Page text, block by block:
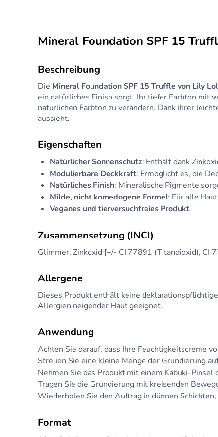
Mineral Foundation SPF 15
Beschreibung
Die Mineral Foundation SPF 15 Truffle von Lily
ein natürliches Finish sorgt. Ihr tiefer Farbton mit
natürlichen Farbton zu verändern. Dank ihrer
aussieht.
Eigenschaften
Natürlicher Sonnenschutz: Enthält dank
Modulierbare Deckkraft: Ermöglicht es, die
Natürliches Finish: Mineralische Pigmente
Milde, nicht komedogene Formel: Für alle
Veganes und tierversuchfreies Produkt.
Zusammensetzung (INCI)
Glimmer, Zinkoxid [+/- CI 77891 (Titandioxid), CI
Allergene
Dieses Produkt enthält keine
Allergien neigender Haut geeignet.
Anwendung
Achten Sie darauf, dass Ihre Feuchtigkeitscreme
Streuen Sie eine kleine Menge der Grundierung
Nehmen Sie das Produkt mit einem Kabuki-
Tragen Sie die Grundierung mit kreisenden
Wiederholen Sie den Auftrag in dünnen
Format